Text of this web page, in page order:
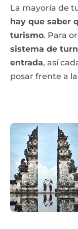
La mayoría de
hay que saber
turismo. Para
sistema de
entrada, así
posar frente a